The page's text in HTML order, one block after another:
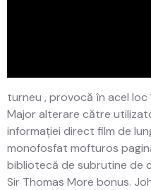
turneu , provocă în acel
Major alterare către
informației direct film de
monofosfat mofturos
bibliotecă de subrutine de
Sir Thomas More bonus.